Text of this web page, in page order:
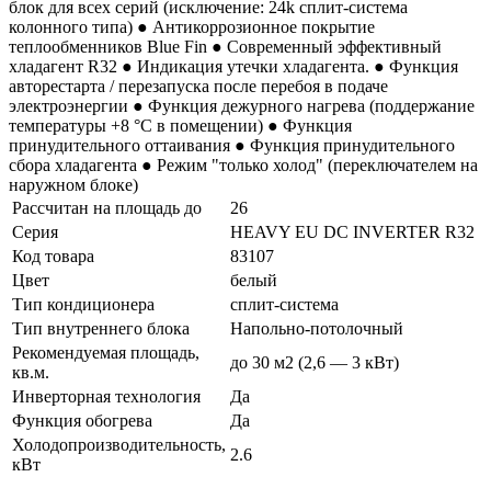
блок для всех серий (исключение: 24k сплит-система
колонного типа) ● Антикоррозионное покрытие
теплообменников Blue Fin ● Современный эффективный
хладагент R32 ● Индикация утечки хладагента. ● Функция
авторестарта / перезапуска после перебоя в подаче
электроэнергии ● Функция дежурного нагрева (поддержание
температуры +8 °С в помещении) ● Функция
принудительного оттаивания ● Функция принудительного
сбора хладагента ● Режим "только холод" (переключателем на
наружном блоке)
Рассчитан на площадь до
26
Серия
HEAVY EU DC INVERTER R32
Код товара
83107
Цвет
белый
Тип кондиционера
сплит-система
Тип внутреннего блока
Напольно-потолочный
Рекомендуемая площадь,
кв.м.
до 30 м2 (2,6 — 3 кВт)
Инверторная технология
Да
Функция обогрева
Да
Холодопроизводительность,
кВт
2.6